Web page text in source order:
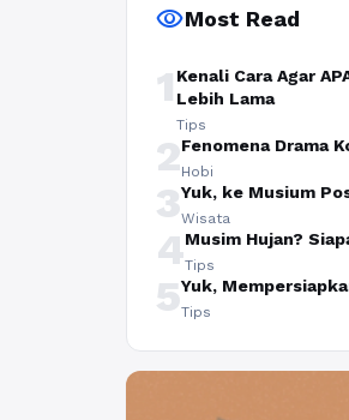
visibilityMost Read
1 Kenali Cara Agar
Lebih Lama
Tips
2Fenomena Drama
Hobi
3Yuk, ke Musium
Wisata
4Musim Hujan?
Tips
5Yuk,
Tips